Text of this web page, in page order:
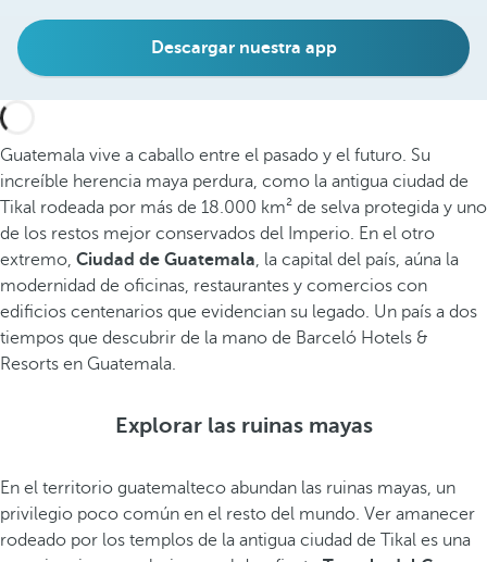
Descargar nuestra app
Guatemala vive a caballo entre el pasado y el futuro. Su
increíble herencia maya perdura, como la antigua ciudad de
Tikal rodeada por más de 18.000 km² de selva protegida y uno
de los restos mejor conservados del Imperio. En el otro
extremo, Ciudad de Guatemala, la capital del país, aúna la
modernidad de oficinas, restaurantes y comercios con
edificios centenarios que evidencian su legado. Un país a dos
tiempos que descubrir de la mano de Barceló Hotels &
Resorts en Guatemala.
Explorar las ruinas mayas
En el territorio guatemalteco abundan las ruinas mayas, un
privilegio poco común en el resto del mundo. Ver amanecer
rodeado por los templos de la antigua ciudad de Tikal es una